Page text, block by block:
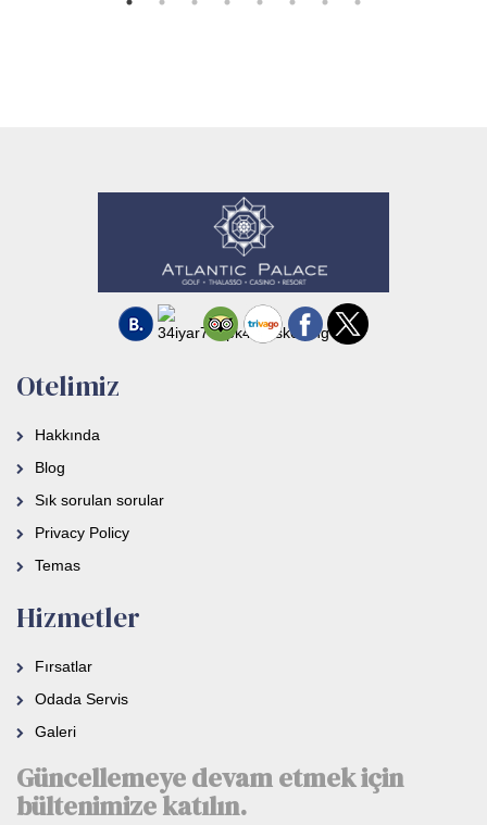
Otelimiz
Hakkında
Blog
Sık sorulan sorular
Privacy Policy
Temas
Hizmetler
Fırsatlar
Odada Servis
Galeri
Güncellemeye devam etmek için
bültenimize katılın.